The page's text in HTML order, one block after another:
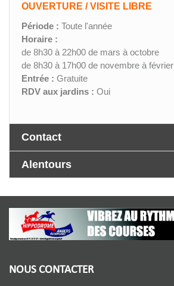
OUVERTURE / VISITE LIBRE
Période : Toute l'année
Horaire :
de 8h30 à 22h00 de mars à octobre
de 8h30 à 17h00 de novembre à février
Entrée : Gratuite
RDV aux jardins : Oui
Contact
Alentours
NOUS CONTACTER